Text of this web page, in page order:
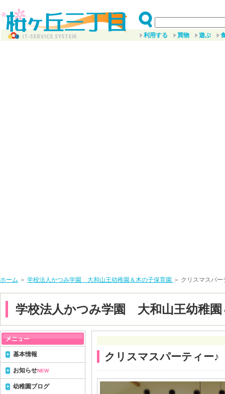
利用する 買物 遊ぶ
ホーム ＞ 学校法人かつみ学園 大和山王幼稚園＆木の子保育園 ＞ クリスマスパー
学校法人かつみ学園 大和山王幼稚園
クリスマスパーティー♪
基本情報
お知らせNEW
幼稚園ブログ